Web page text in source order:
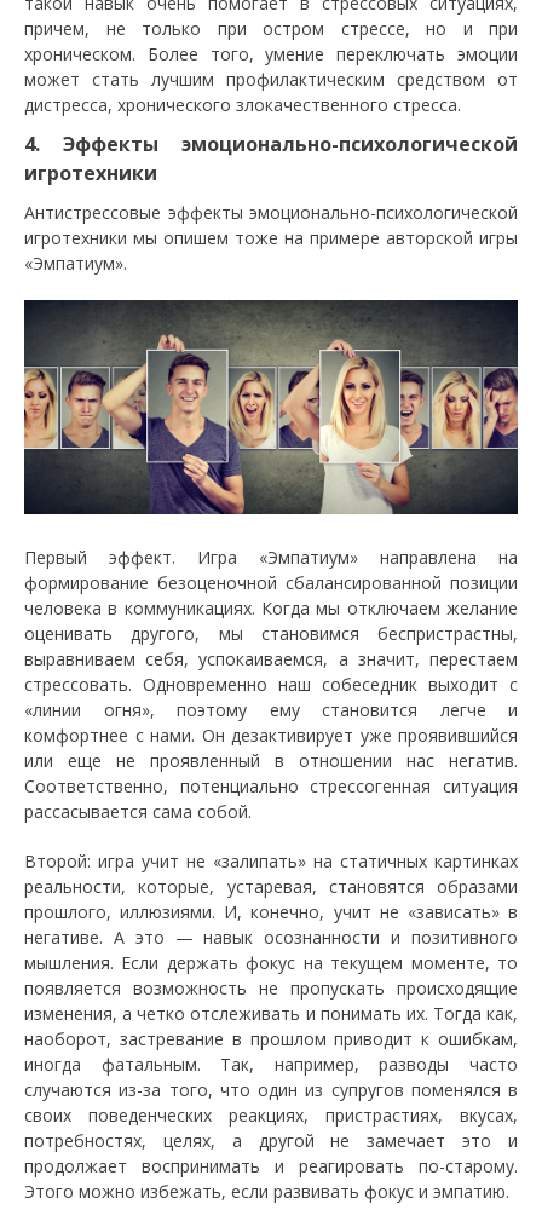
причем, не только при остром стрессе, но и при
хроническом. Более того, умение переключать эмоции
может стать лучшим профилактическим средством от
дистресса, хронического злокачественного стресса.
4. Эффекты эмоционально-психологической
игротехники
Антистрессовые эффекты эмоционально-психологической
игротехники мы опишем тоже на примере авторской игры
«Эмпатиум».
Первый эффект. Игра «Эмпатиум» направлена на
формирование безоценочной сбалансированной позиции
человека в коммуникациях. Когда мы отключаем желание
оценивать другого, мы становимся беспристрастны,
выравниваем себя, успокаиваемся, а значит, перестаем
стрессовать. Одновременно наш собеседник выходит с
«линии огня», поэтому ему становится легче и
комфортнее с нами. Он дезактивирует уже проявившийся
или еще не проявленный в отношении нас негатив.
Соответственно, потенциально стрессогенная ситуация
рассасывается сама собой.
Второй: игра учит не «залипать» на статичных картинках
реальности, которые, устаревая, становятся образами
прошлого, иллюзиями. И, конечно, учит не «зависать» в
негативе. А это — навык осознанности и позитивного
мышления. Если держать фокус на текущем моменте, то
появляется возможность не пропускать происходящие
изменения, а четко отслеживать и понимать их. Тогда как,
наоборот, застревание в прошлом приводит к ошибкам,
иногда фатальным. Так, например, разводы часто
случаются из-за того, что один из супругов поменялся в
своих поведенческих реакциях, пристрастиях, вкусах,
потребностях, целях, а другой не замечает это и
продолжает воспринимать и реагировать по-старому.
Этого можно избежать, если развивать фокус и эмпатию.